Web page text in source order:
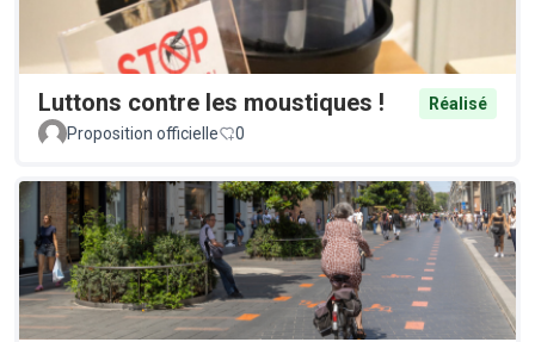
Luttons contre les moustiques !
Réalisé
Proposition officielle
0